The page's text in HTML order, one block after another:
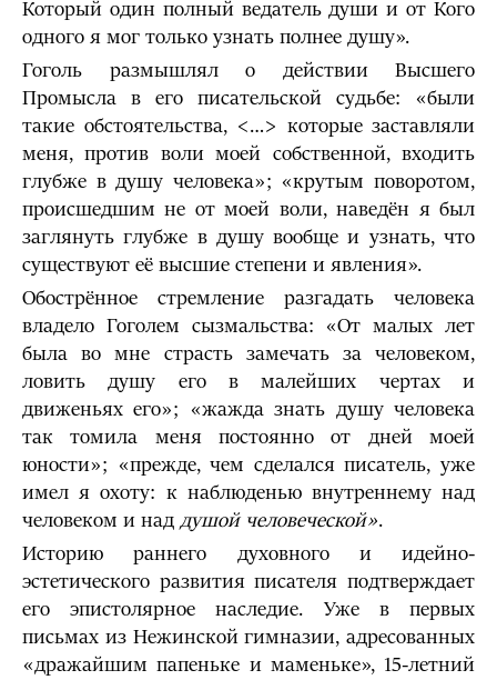
Который один полный ведатель души и от Кого
одного я мог только узнать полнее душу».
Гоголь размышлял о действии Высшего
Промысла в его писательской судьбе: «были
такие обстоя­тельства, <…> которые заставляли
меня, против воли моей собственной, входить
глубже в душу человека»; «крутым поворотом,
происшедшим не от моей воли, наведён я был
заглянуть глубже в душу вообще и узнать, что
существуют её высшие степени и явления».
Обострённое стремление разгадать человека
владело Гоголем сызмальства: «От малых лет
была во мне страсть замечать за человеком,
ловить душу его в малейших чертах и
движеньях его»; «жажда знать душу человека
так то­мила меня постоянно от дней моей
юности»; «прежде, чем сделался писатель, уже
имел я охоту: к наблюденью внутреннему над
человеком и над душой человече­ской».
Историю раннего духовного и идейно-
эстетического развития писателя подтверждает
его эпистолярное наследие. Уже в первых
письмах из Нежинской гимназии, адресованных
«дражайшим папеньке и маменьке», 15-летний